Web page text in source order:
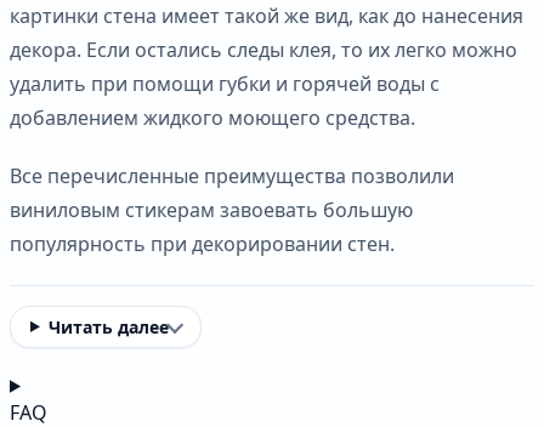
картинки стена имеет такой же вид, как до нанесения
декора. Если остались следы клея, то их легко можно
удалить при помощи губки и горячей воды с
добавлением жидкого моющего средства.
Все перечисленные преимущества позволили
виниловым стикерам завоевать большую
популярность при декорировании стен.
Читать далее
FAQ